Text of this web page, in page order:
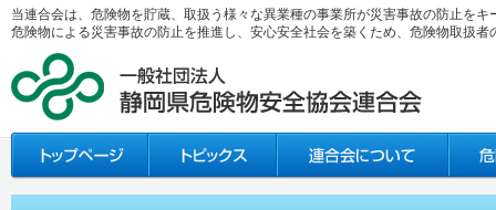
当連合会は、危険物を貯蔵、取扱う様々な異業種の事業所が災害事故の防止を
危険物による災害事故の防止を推進し、安心安全社会を築くため、危険物取扱